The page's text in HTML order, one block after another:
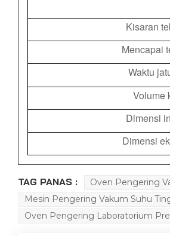
Kisaran
Mencapai
Waktu
Volume
Dimensi
Dimensi
TAG PANAS :
Oven Pengering
Mesin Pengering Vakum Suhu
Oven Pengering Laboratorium